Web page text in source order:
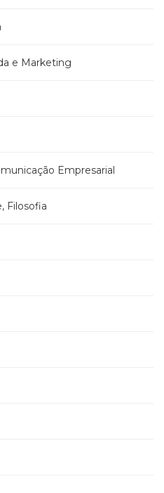
e Marketing
Empresarial
Filosofia